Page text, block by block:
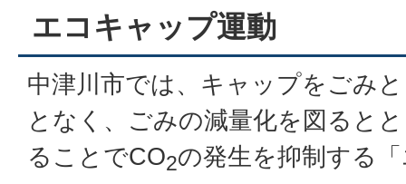
エコキャップ運動
中津川市では、キャップをごみ
となく、ごみの減量化を図ると
ることでCO2の発生を抑制する